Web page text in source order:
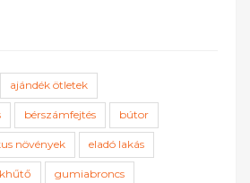
ajándék ötletek
bérszámfejtés bútor
növények eladó lakás
gumiabroncs